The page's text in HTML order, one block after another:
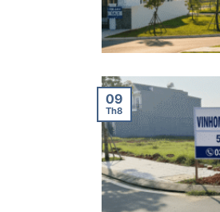
09
Th8